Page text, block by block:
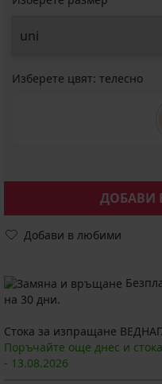
Изберете цвят: телесно
ДОБАВИ
Добави в любими
на 30 дни.
Стока за изпращане
Поръчайте още днес и
- 13.08.2026